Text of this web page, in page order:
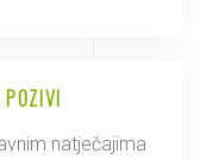
POZIVI
natječajima